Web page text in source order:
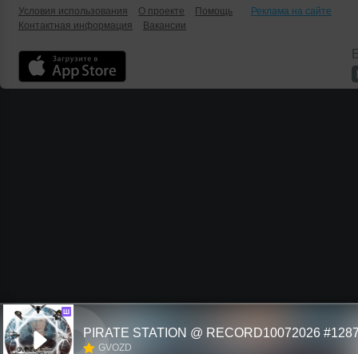
Условия использования
О проекте Помощь
Реклама на сайте
Контактная информация
Вакансии
Ш
PIRATE STATION @ RECORD10072026
GVOZD